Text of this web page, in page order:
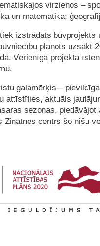
virzienos –
un matemātika;
izstrādāts būvprojekts
plānots uzsākt
Vērienīgā projekta
galamērķis –
attīstīties, aktuāls
sezonas,
Zinātnes centrs šo nišu